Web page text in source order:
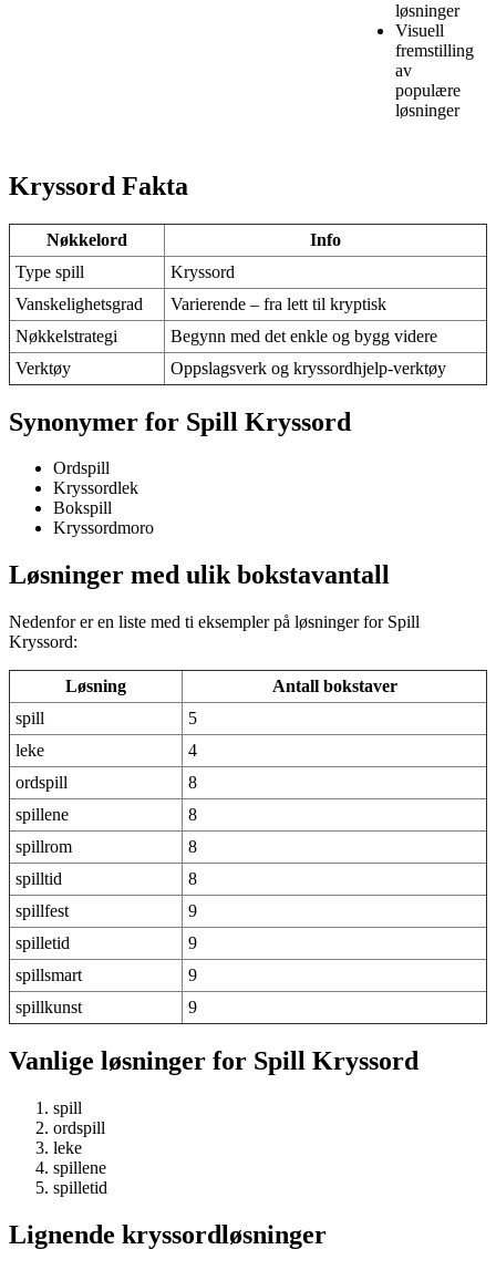
løsninger
Visuell
fremstilling
av
populære
løsninger
Kryssord Fakta
Nøkkelord
Info
Type spill
Kryssord
Vanskelighetsgrad
Varierende – fra lett til kryptisk
Nøkkelstrategi
Begynn med det enkle og bygg videre
Verktøy
Oppslagsverk og kryssordhjelp-verktøy
Synonymer for Spill Kryssord
Ordspill
Kryssordlek
Bokspill
Kryssordmoro
Løsninger med ulik bokstavantall
Nedenfor er en liste med ti eksempler på løsninger for Spill
Kryssord:
Løsning
Antall bokstaver
spill
5
leke
4
ordspill
8
spillene
8
spillrom
8
spilltid
8
spillfest
9
spilletid
9
spillsmart
9
spillkunst
9
Vanlige løsninger for Spill Kryssord
spill
ordspill
leke
spillene
spilletid
Lignende kryssordløsninger